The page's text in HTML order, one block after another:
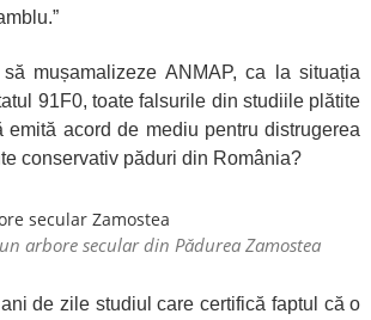
mușamalizeze ANMAP, ca la situația
91F0, toate falsurile din studiile plătite
emită acord de mediu pentru distrugerea
conservativ păduri din România?
arbore secular din Pădurea Zamostea
de zile studiul care certifică faptul că o